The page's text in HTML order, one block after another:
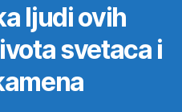
ljudi ovih
svetaca i